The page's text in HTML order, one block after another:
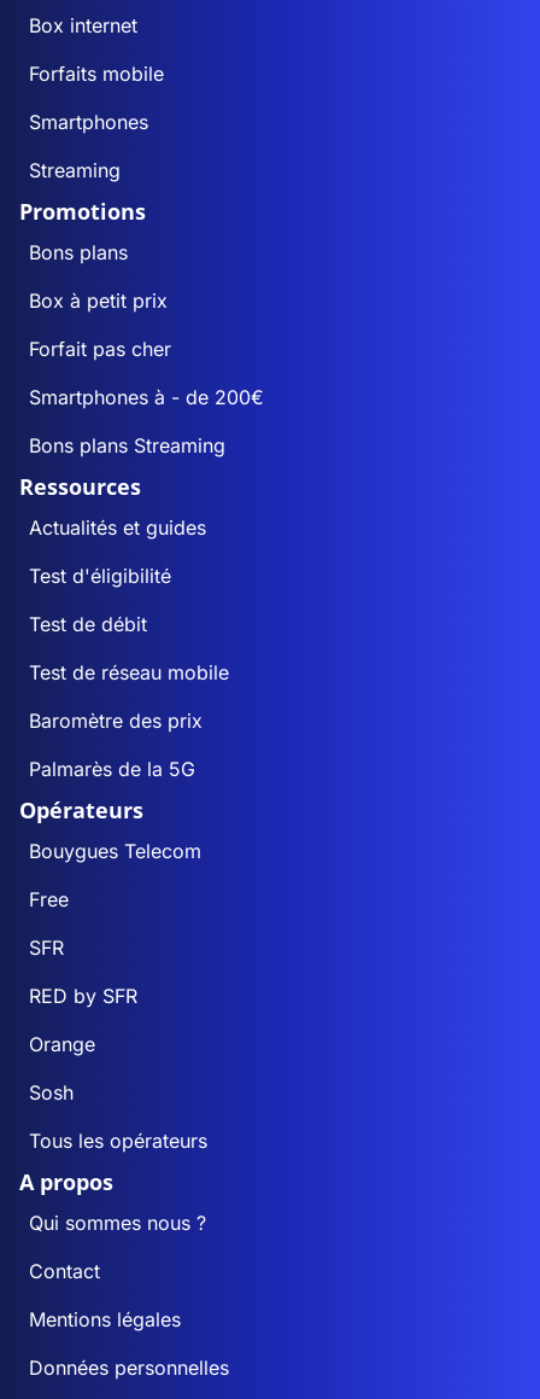
Box internet
Forfaits mobile
Smartphones
Streaming
Promotions
Bons plans
Box à petit prix
Forfait pas cher
Smartphones à - de 200€
Bons plans Streaming
Ressources
Actualités et guides
Test d'éligibilité
Test de débit
Test de réseau mobile
Baromètre des prix
Palmarès de la 5G
Opérateurs
Bouygues Telecom
Free
SFR
RED by SFR
Orange
Sosh
Tous les opérateurs
A propos
Qui sommes nous ?
Contact
Mentions légales
Données personnelles